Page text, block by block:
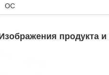
ОС
продукта